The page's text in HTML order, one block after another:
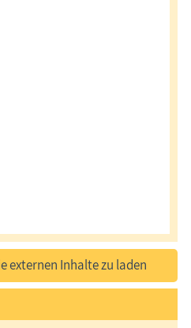
externen Inhalte zu laden